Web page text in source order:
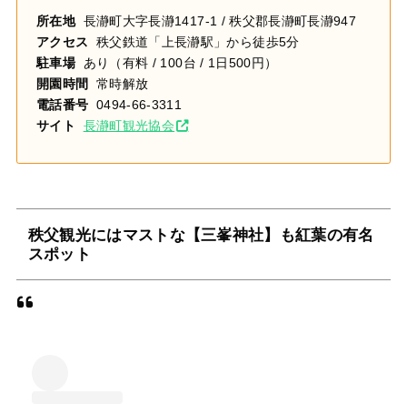
所在地長瀞町大字長瀞1417-1 / 秩父郡長瀞町長瀞947
アクセス 秩父鉄道「上長瀞駅」から徒歩5分
駐車場あり（有料 / 100台 / 1日500円）
開園時間
常時解放
電話番号 0494-66-3311
サイト
長瀞町観光協会
秩父観光にはマストな【三峯神社】も紅葉の有名
スポット